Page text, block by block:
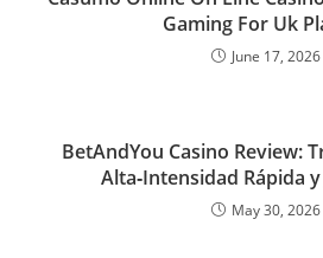
Gaming For Uk
June 17, 2026
BetAndYou Casino Review:
Alta‑Intensidad Rápida
May 30, 2026